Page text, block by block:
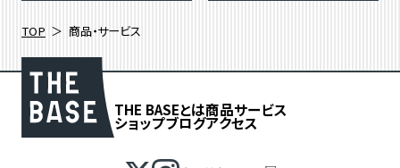
TOP 商品・サービス
THE BASEとは商品サービス
ショップブログアクセス